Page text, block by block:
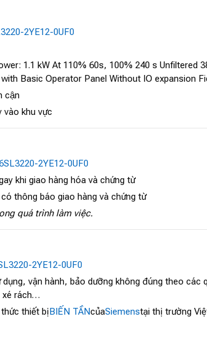
2YE12-0UF0
1.1 kW At 110% 60s, 100% 240 s
Basic Operator Panel Without IO expansion
cận
vào khu vực
2YE12-0UF0
khi giao hàng hóa và chứng từ
thông báo giao hàng và chứng từ
quá trình làm việc.
2YE12-0UF0
vận hành, bảo dưỡng không đúng theo
xé rách…
thiết bịBIẾN TẦNcủaSiemenstại thị trường